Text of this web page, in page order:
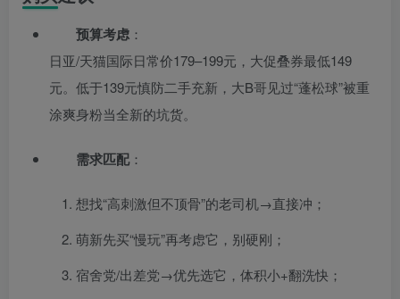
预算考虑 ：
日亚/天猫国际日常价179–199元，大促叠券最低149
元。低于139元慎防二手充新，大B哥见过“蓬松球”被重
涂爽身粉当全新的坑货。
需求匹配：
想找“高刺激但不顶骨”的老司机→直接冲；
萌新先买“慢玩”再考虑它，别硬刚；
宿舍党/出差党→优先选它，体积小+翻洗快；